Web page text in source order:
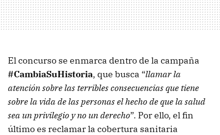
El concurso se enmarca dentro de la campaña
#CambiaSuHistoria, que busca “llamar la
atención sobre las terribles consecuencias que tiene
sobre la vida de las personas el hecho de que la salud
sea un privilegio y no un derecho”. Por ello, el fin
último es reclamar la cobertura sanitaria